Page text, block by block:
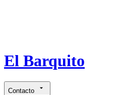
El Barquito
Contacto